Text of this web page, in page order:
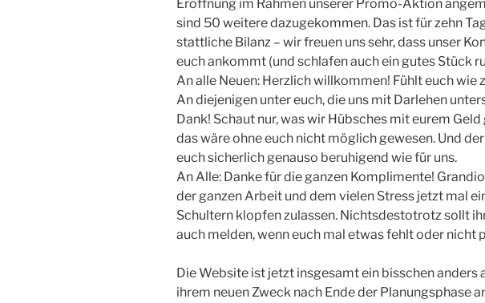
Eröffnung im Rahmen unserer Promo-Aktion
sind 50 weitere dazugekommen. Das ist für zehn
stattliche Bilanz – wir freuen uns sehr, dass unser
euch ankommt (und schlafen auch ein gutes Stück
An alle Neuen: Herzlich willkommen! Fühlt euch wie
An diejenigen unter euch, die uns mit Darlehen
Dank! Schaut nur, was wir Hübsches mit eurem
das wäre ohne euch nicht möglich gewesen. Und
euch sicherlich genauso beruhigend wie für uns.
An Alle: Danke für die ganzen Komplimente!
der ganzen Arbeit und dem vielen Stress jetzt mal
Schultern klopfen zulassen. Nichtsdestotrotz sollt
auch melden, wenn euch mal etwas fehlt oder nicht
Die Website ist jetzt insgesamt ein bisschen anders
ihrem neuen Zweck nach Ende der Planungsphase